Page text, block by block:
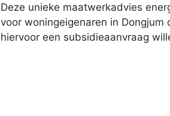
Deze unieke maatwerkadvies
voor woningeigenaren in
hiervoor een subsidieaanvraag